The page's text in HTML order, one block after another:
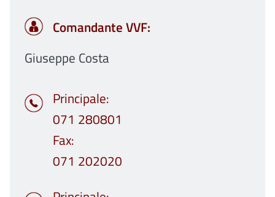
Comandante VVF:
Giuseppe Costa
Principale
071 280801
Fax
071 202020